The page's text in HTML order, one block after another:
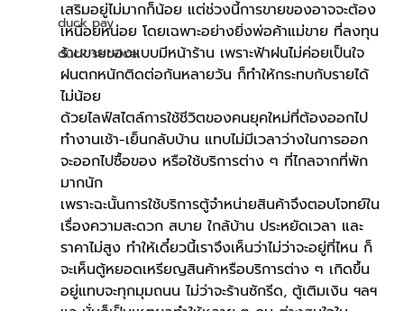
duck pay
duck service
เสริมอยู่ไม่มากก็น้อย แต่ช่วงนี้การขายของอาจจะต้อง
เหนื่อยหน่อย โดยเฉพาะอย่างยิ่งพ่อค้าแม่ขาย ที่ลงทุน
ร้านขายของแบบมีหน้าร้าน เพราะฟ้าฝนไม่ค่อยเป็นใจ
ฝนตกหนักติดต่อกันหลายวัน ก็ทำให้กระทบกับรายได้
ไม่น้อย
ด้วยไลฟ์สไตล์การใช้ชีวิตของคนยุคใหม่ที่ต้องออกไป
ทำงานเช้า-เย็นกลับบ้าน แทบไม่มีเวลาว่างในการออก
จะออกไปซื้อของ หรือใช้บริการต่าง ๆ ที่ไกลจากที่พัก
มากนัก
เพราะฉะนั้นการใช้บริการตู้จำหน่ายสินค้าจึงตอบโจทย์ใน
เรื่องความสะดวก สบาย ใกล้บ้าน ประหยัดเวลา และ
ราคาไม่สูง ทำให้เดี๋ยวนี้เราจึงเห็นว่าไม่ว่าจะอยู่ที่ไหน ก็
จะเห็นตู้หยอดเหรียญสินค้าหรือบริการต่าง ๆ เกิดขึ้น
อยู่แทบจะทุกมุมถนน ไม่ว่าจะร้านซักรีด, ตู้เติมเงิน ฯลฯ